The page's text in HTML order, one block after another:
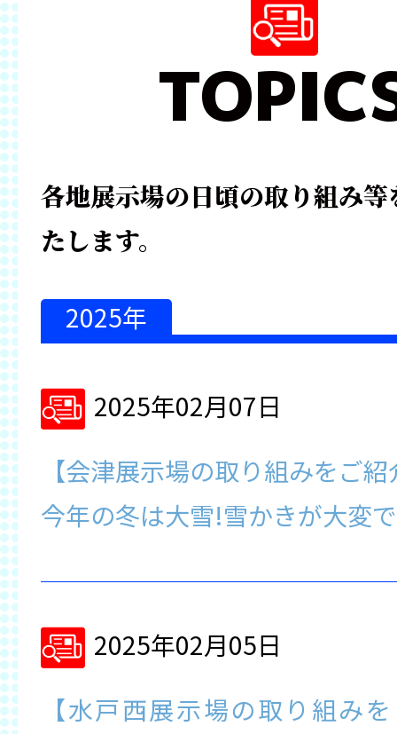
各地展示場の日頃の取り組み
たします。
2025年
2025年02月07日
【会津展示場の取り組みをご
今年の冬は大雪!雪かきが大変
2025年02月05日
【水戸西展示場の取り組み